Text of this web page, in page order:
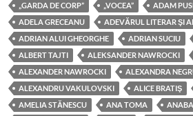
„GARDA DE CORP”
„VOCEA”
ADAM
ADELA GRECEANU
ADEVĂRUL LITERAR ŞI
ADRIAN ALUI GHEORGHE
ADRIAN SUCIU
ALBERT TAJTI
ALEKSANDER NAWROCKI
ALEXANDER NAWROCKI
ALEXANDRA
ALEXANDRU VAKULOVSKI
ALICE BRATIŞ
AMELIA STĂNESCU
ANA TOMA